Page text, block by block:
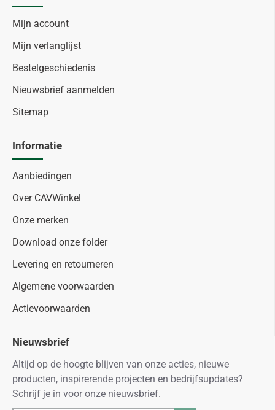
Mijn account
Mijn verlanglijst
Bestelgeschiedenis
Nieuwsbrief aanmelden
Sitemap
Informatie
Aanbiedingen
Over CAVWinkel
Onze merken
Download onze folder
Levering en retourneren
Algemene voorwaarden
Actievoorwaarden
Nieuwsbrief
Altijd op de hoogte blijven van onze acties, nieuwe
producten, inspirerende projecten en bedrijfsupdates?
Schrijf je in voor onze nieuwsbrief.